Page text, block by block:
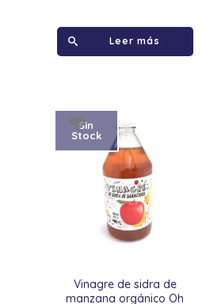
Leer más
Vinagre de sidra de
manzana orgánico Oh
Sin
Stock